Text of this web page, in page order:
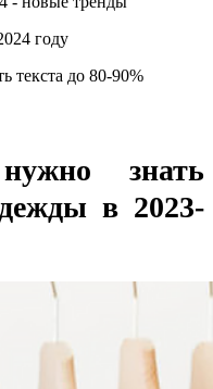
году
текста до 80-90%
знать
в 2023-